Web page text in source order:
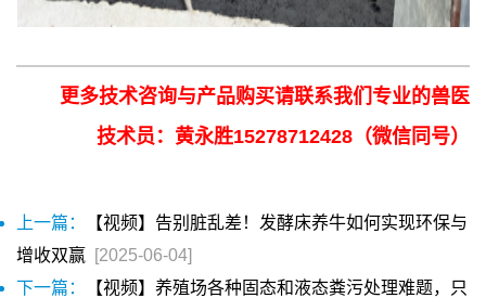
更多技术咨询与产品购买请联系我们专业的兽医
技术员：黄永胜15278712428（微信同号）
上一篇：
【视频】告别脏乱差！发酵床养牛如何实现环保与
增收双赢
[2025-06-04]
下一篇：
【视频】养殖场各种固态和液态粪污处理难题，只